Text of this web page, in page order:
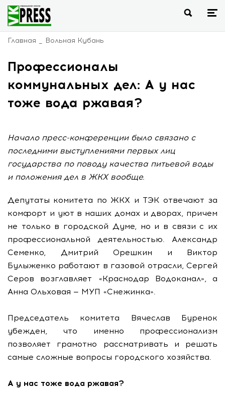
Главная Вольная Кубань
Профессионалы
коммунальных дел: А у нас
тоже вода ржавая?
Начало пресс-конференции было связано с
последними выступлениями первых лиц
государства по поводу качества питьевой воды
и положения дел в ЖКХ вообще.
Депутаты комитета по ЖКХ и ТЭК отвечают за
комфорт и уют в наших домах и дворах, причем
не только в городской Думе, но и в связи с их
профессиональной деятельностью. Александр
Семенко, Дмитрий Орешкин и Виктор
Булыженко работают в газовой отрасли, Сергей
Серов возглавляет «Краснодар Водоканал», а
Анна Ольховая — МУП «Снежинка».
Председатель комитета Вячеслав Буренок
убежден, что именно профессионализм
позволяет грамотно рассматривать и решать
самые сложные вопросы городского хозяйства.
А у нас тоже вода ржавая?